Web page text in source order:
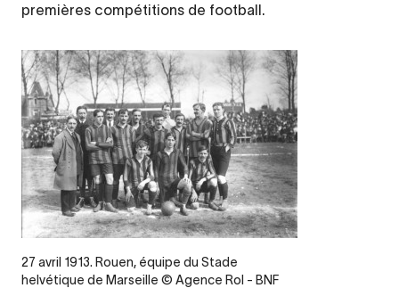
premières compétitions de football.
Legende
27 avril 1913. Rouen, équipe du Stade
helvétique de Marseille © Agence Rol - BNF